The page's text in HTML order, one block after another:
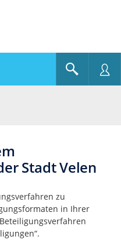
Stadt Velen
zu
in Ihrer